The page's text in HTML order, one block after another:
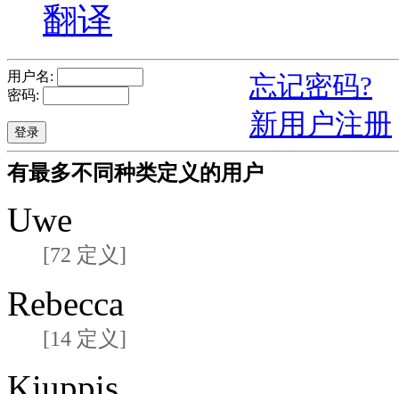
翻译
用户名:
密码:
忘记密码?
新用户注册
有最多不同种类定义的用户
Uwe
[72 定义]
Rebecca
[14 定义]